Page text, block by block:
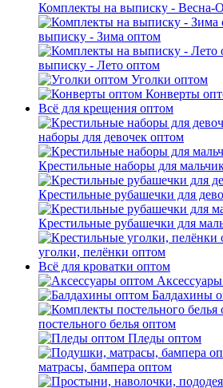
Комплекты на выписку - Весна-
выписку - Зима оптом
выписку - Лето оптом
Уголки оптом
Конверты
Всё для крещения оптом
наборы для девочек оптом
Крестильные наборы для
Крестильные рубашечки для
Крестильные рубашечки для
уголки, пелёнки оптом
Всё для кроватки оптом
Балдахины
постельного белья оптом
Пледы оптом
матрасы, бампера оптом